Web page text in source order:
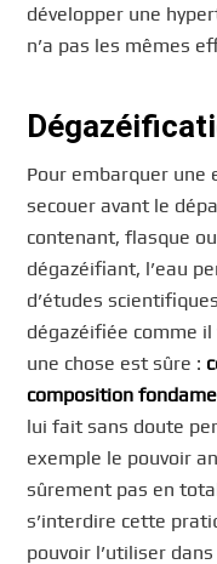
développer une
n’a pas les mêmes
Pour embarquer une
secouer avant le
contenant, flasque
dégazéifiant, l’eau
d’études
dégazéifiée comme il
une chose est sûre :
composition
lui fait sans doute
exemple le pouvoir
sûrement pas en
s’interdire cette
pouvoir l’utiliser